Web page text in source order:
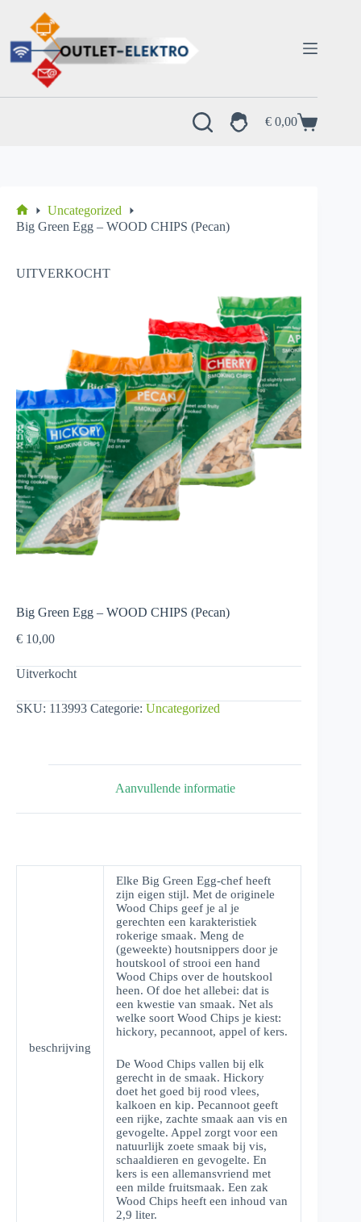
inhoud
Winkelwagen
€ 0,00
Home
Uncategorized
Big Green Egg – WOOD CHIPS (Pecan)
UITVERKOCHT
Big Green Egg – WOOD CHIPS (Pecan)
€ 10,00
Uitverkocht
SKU: 113993 Categorie: Uncategorized
Aanvullende informatie
beschrijving
Elke Big Green Egg-chef heeft
zijn eigen stijl. Met de originele
Wood Chips geef je al je
gerechten een karakteristiek
rokerige smaak. Meng de
(geweekte) houtsnippers door je
houtskool of strooi een hand
Wood Chips over de houtskool
heen. Of doe het allebei: dat is
een kwestie van smaak. Net als
welke soort Wood Chips je kiest:
hickory, pecannoot, appel of kers.
De Wood Chips vallen bij elk
gerecht in de smaak. Hickory
doet het goed bij rood vlees,
kalkoen en kip. Pecannoot geeft
een rijke, zachte smaak aan vis en
gevogelte. Appel zorgt voor een
natuurlijk zoete smaak bij vis,
schaaldieren en gevogelte. En
kers is een allemansvriend met
een milde fruitsmaak. Een zak
Wood Chips heeft een inhoud van
2,9 liter.